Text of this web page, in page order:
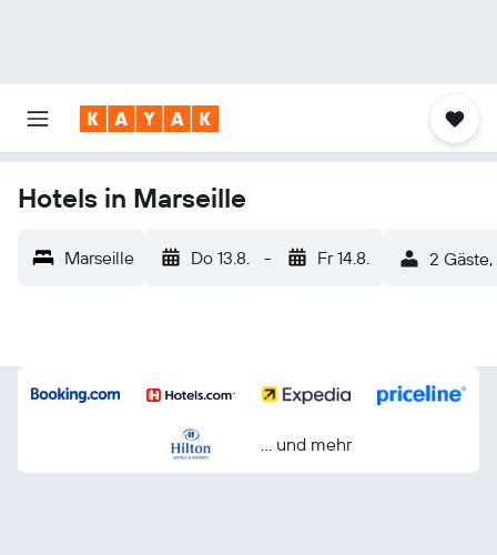
Hotels in Marseille
Marseille Do 13.8. - Fr 14.8. 2
… und mehr